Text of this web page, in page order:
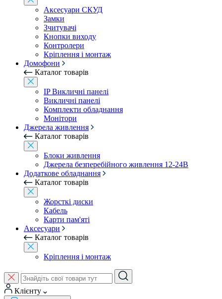
Аксесуари СКУД
Замки
Зчитувачі
Кнопки виходу
Контролери
Кріплення і монтаж
Домофони
Каталог товарів
IP Викличні панелі
Викличні панелі
Комплекти обладнання
Монітори
Джерела живлення
Каталог товарів
Блоки живлення
Джерела безперебійного живлення 12-24В
Додаткове обладнання
Каталог товарів
Жорсткі диски
Кабель
Карти пам'яті
Аксесуари
Каталог товарів
Кріплення і монтаж
Клієнту